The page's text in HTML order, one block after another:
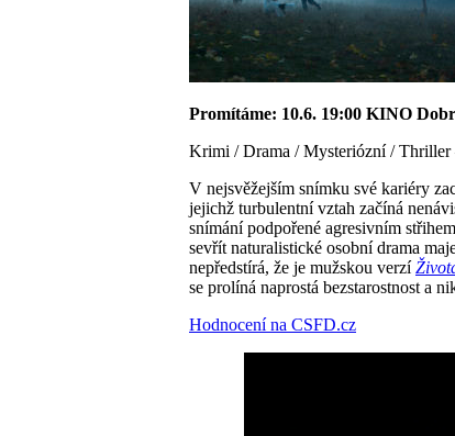
Promítáme: 10.6. 19:00 KINO
Krimi / Drama / Mysteriózní / Thriller
V nejsvěžejším snímku své kariéry
jejichž turbulentní vztah začíná
snímání podpořené agresivním
sevřít naturalistické osobní drama
nepředstírá, že je mužskou verzí
se prolíná naprostá bezstarostnost a
Hodnocení na CSFD.cz